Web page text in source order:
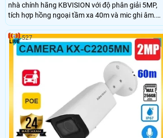
nhà chính hãng KBVISION với độ phân giải 5MP,
tích hợp hồng ngoại tầm xa 40m và mic ghi âm.
Camera hỗ trợ khe cắm thẻ nhớ lên đến 256GB,
khả năng phân biệt người và xe, cùng công nghệ
POE tiện lợi. Với thiết kế vỏ kim loại bền bỉ và giá
thành rẻ, đây là lựa chọn lý tưởng cho giải pháp
527